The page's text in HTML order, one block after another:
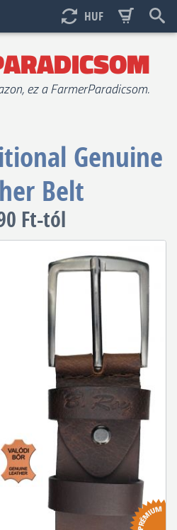
HUF
ez a FarmerParadicsom.
Genuine
Belt
Ft-tól